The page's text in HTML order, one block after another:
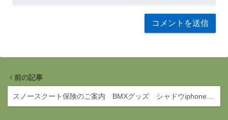
前の記事
スノースクート保険のご案内 BMXグッズ シャドウiphone…